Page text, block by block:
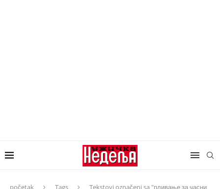
početak Tags
Tekstovi označeni sa "пливање за часни